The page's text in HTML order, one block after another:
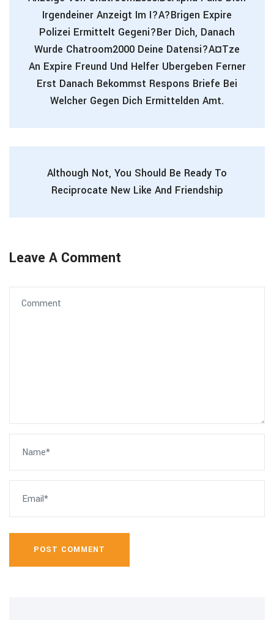
Irgendeiner Anzeigt Im I?A?brigen Expire
Polizei Ermittelt Gegeni?ber Dich, Danach
Wurde Chatroom2000 Deine Datensi?A¤tze
An Expire Freund Und Helfer Ubergeben Ferner
Erst Danach Bekommst Respons Briefe Bei
Welcher Gegen Dich Ermittelden Amt.
Although Not, You Should Be Ready To
Reciprocate New Like And Friendship
Leave A Comment
POST COMMENT